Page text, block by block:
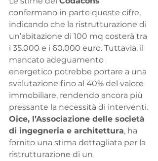
confermano in parte queste cifre,
indicando che la ristrutturazione di
un’abitazione di 100 mq costerà tra
i 35.000 e i 60.000 euro. Tuttavia, il
mancato adeguamento
energetico potrebbe portare a una
svalutazione fino al 40% del valore
immobiliare, rendendo ancora più
pressante la necessità di interventi.
Oice, l’Associazione delle società
di ingegneria e architettura, ha
fornito una stima dettagliata per la
ristrutturazione di un